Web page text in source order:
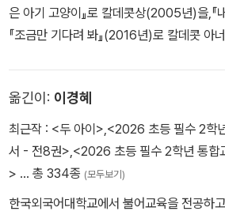
은 아기 고양이』로 칼데콧상(2005년)을,『
『조금만 기다려 봐』(2016년)로 칼데콧 아
님이 최고야!』 등이 있습니다. 아동 문학에
를 인정받아, 미국도서관협회에서 주는 아
년)을 수상하기도 했습니다. 현재 케빈 헹
스콘신주 매디슨에 살고 있으며, 그곳은 겨
옮긴이: 이경혜
최근작 : <두 아이>,<2026 초등 필수 2학
서 - 전8권>,<2026 초등 필수 2학년 통합
> … 총 334종 (모두보기)
한국외국어대학교에서 불어교육을 전공하